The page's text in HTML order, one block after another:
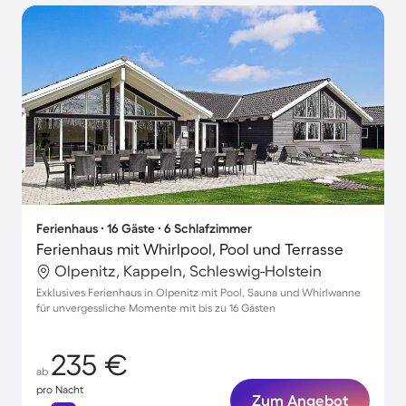
Ferienhaus ∙ 16 Gäste ∙ 6 Schlafzimmer
Ferienhaus mit Whirlpool, Pool und Terrasse
Olpenitz, Kappeln, Schleswig-Holstein
Exklusives Ferienhaus in Olpenitz mit Pool, Sauna und Whirlwanne
für unvergessliche Momente mit bis zu 16 Gästen
ab 235 €
pro Nacht
Zum Angebot